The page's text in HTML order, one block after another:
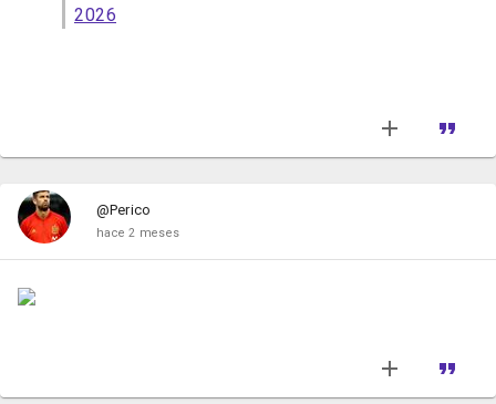
2026
@Perico
hace 2 meses